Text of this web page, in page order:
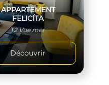
APPARTEMENT
FELICÍTA
T2 Vue mer
Découvrir